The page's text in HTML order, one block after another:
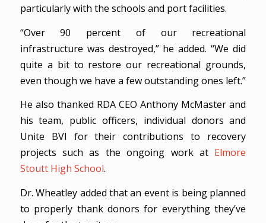
particularly with the schools and port facilities.
“Over 90 percent of our recreational
infrastructure was destroyed,” he added. “We did
quite a bit to restore our recreational grounds,
even though we have a few outstanding ones left.”
He also thanked RDA CEO Anthony McMaster and
his team, public officers, individual donors and
Unite BVI for their contributions to recovery
projects such as the ongoing work at Elmore
Stoutt High School.
Dr. Wheatley added that an event is being planned
to properly thank donors for everything they’ve